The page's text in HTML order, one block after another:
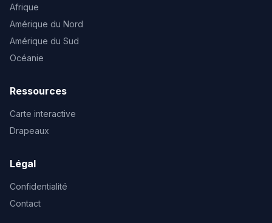
Afrique
Amérique du Nord
Amérique du Sud
Océanie
Ressources
Carte interactive
Drapeaux
Légal
Confidentialité
Contact